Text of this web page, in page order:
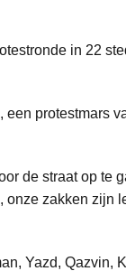
in 22
protestmars
de straat op te
zakken zijn
Yazd, Qazvin,